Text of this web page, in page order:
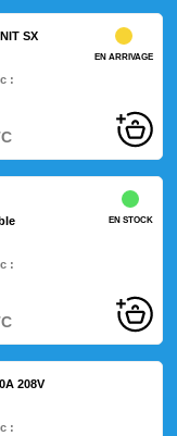
SX
:
EN ARRIVAGE
:
EN STOCK
208V
: